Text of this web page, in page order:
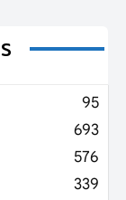
95
693
576
339